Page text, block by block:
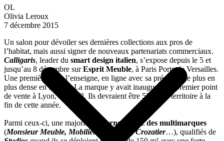
OL
Olivia Leroux
7 décembre 2015
Un salon pour dévoiler ses dernières collections aux pros de
l’habitat, mais aussi signer de nouveaux partenariats commerciaux.
Calligaris, leader du smart design italien, s’expose depuis le 5 et
jusqu’au 8 décembre surEsprit Meuble, à Paris Porte de Versailles.
Une première pour l’enseigne, en ligne avec sa présence de plus en
plus dense en France. La marque y avait inauguré son premier point
de vente à Lyon, en 2008. Ils devraient être 52 sur le territoire à la
fin de cette année.
Parmi ceux-ci, une majorité de
corners chez des multimarques
(Monsieur Meuble, Mobilier de France, Crozatier…), qualifiés de